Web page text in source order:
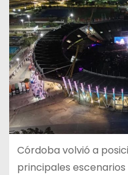
Córdoba volvió a
principales